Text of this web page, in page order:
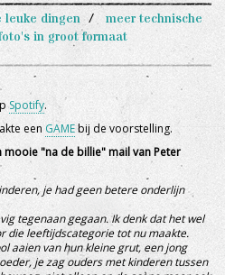
leuke dingen
meer technische
in groot formaat
Spotify.
een GAMEbij de voorstelling.
mooie "na de billie" mail van Peter
je had geen betere onderlijn
tegenaan gegaan. Ik denk dat het wel
die leeftijdscategorie tot nu maakte.
aaien van hun kleine grut, een jong
je zag ouders met kinderen tussen